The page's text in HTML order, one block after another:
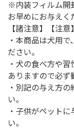
※内装フィルム開
お早めにお与えく
【諸注意】【注意】
・本商品は犬用
ださい。
・犬の食べ方や
ありますので必ず
・別記の与え方
い。
・子供がペット
い。